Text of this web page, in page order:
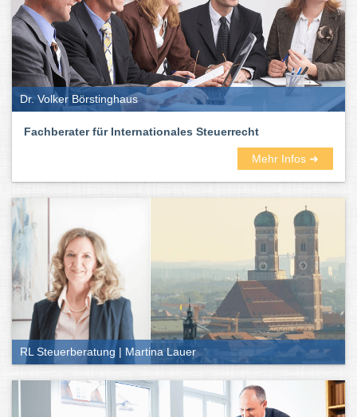
Dr. Volker Börstinghaus
Fachberater für Internationales Steuerrecht
Mehr Infos ➜
RL Steuerberatung | Martina Lauer